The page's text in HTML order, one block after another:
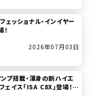
ッショナル・インイヤー
2026年07月03日
プ搭載・渾身の新ハイエ
ェイス「ISA C8X」登場！(2